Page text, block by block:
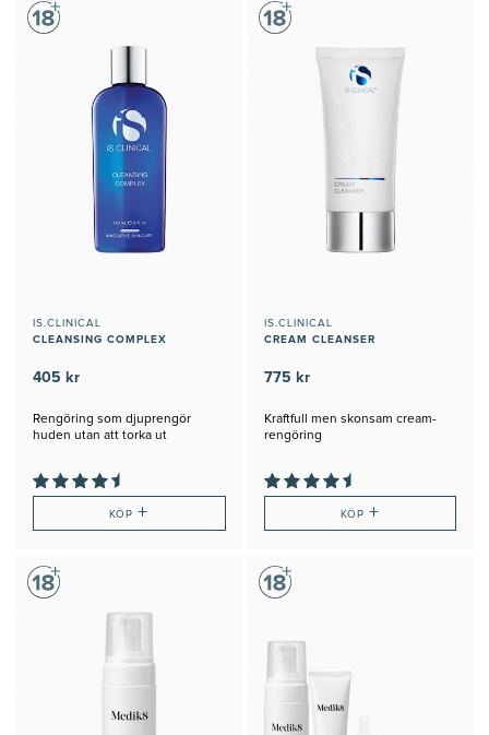
IS.CLINICAL
CLEANSING COMPLEX
405 kr
Rengöring som djuprengör
huden utan att torka ut
KÖP+
IS.CLINICAL
CREAM CLEANSER
775 kr
Kraftfull men skonsam cream-
rengöring
KÖP +